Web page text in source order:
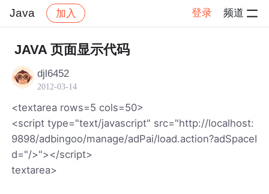
Java 加入 登录 频道
社区 Java 帖子详情
JAVA 页面显示代码
djl6452
2012-03-14
<textarea rows=5 cols=50>
<script type="text/javascript" src="http://localhost:
9898/adbingoo/manage/adPai/load.action?adSpaceI
d="/>"></script>
textarea>